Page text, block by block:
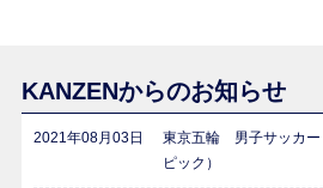
KANZENからのお知らせ
2021年08月03日
東京五輪 男子サッカ
ピック）